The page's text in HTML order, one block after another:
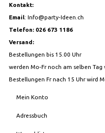
Kontakt:
Email: Info@party-Ideen.ch
Telefon: 026 673 1186
Versand:
Bestellungen bis 15.00 Uhr
werden Mo-Fr noch am selben Tag
Bestellungen Fr nach 15 Uhr wird
Mein Konto
Adressbuch